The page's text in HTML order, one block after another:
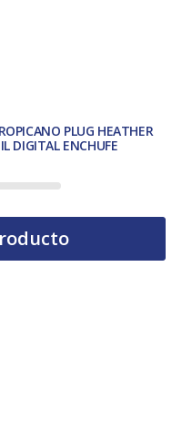
PLUG HEATHER
DIGITAL ENCHUFE